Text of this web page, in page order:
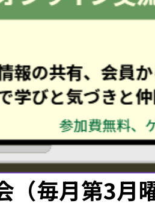
（毎月第3